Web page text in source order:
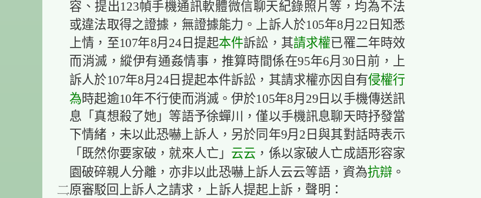
容、提出123幀手機通訊軟體微信聊天紀錄照片等，均為不法
或違法取得之證據，無證據能力。上訴人於105年8月22日知悉
上情，至107年8月24日提起本件訴訟，其請求權已罹二年時效
而消滅，縱伊有通姦情事，推算時間係在95年6月30日前，上
訴人於107年8月24日提起本件訴訟，其請求權亦因自有侵權行
為時起逾10年不行使而消滅。伊於105年8月29日以手機傳送訊
息「真想殺了她」等語予徐蟬川，僅以手機訊息聊天時抒發當
下情緒，未以此恐嚇上訴人，另於同年9月2日與其對話時表示
「既然你要家破，就來人亡」 云云 ，係以家破人亡成語形容家
園破碎親人分離，亦非以此恐嚇上訴人云云等語，資為抗辯 。
原審駁回上訴人之請求，上訴人提起上訴，聲明：